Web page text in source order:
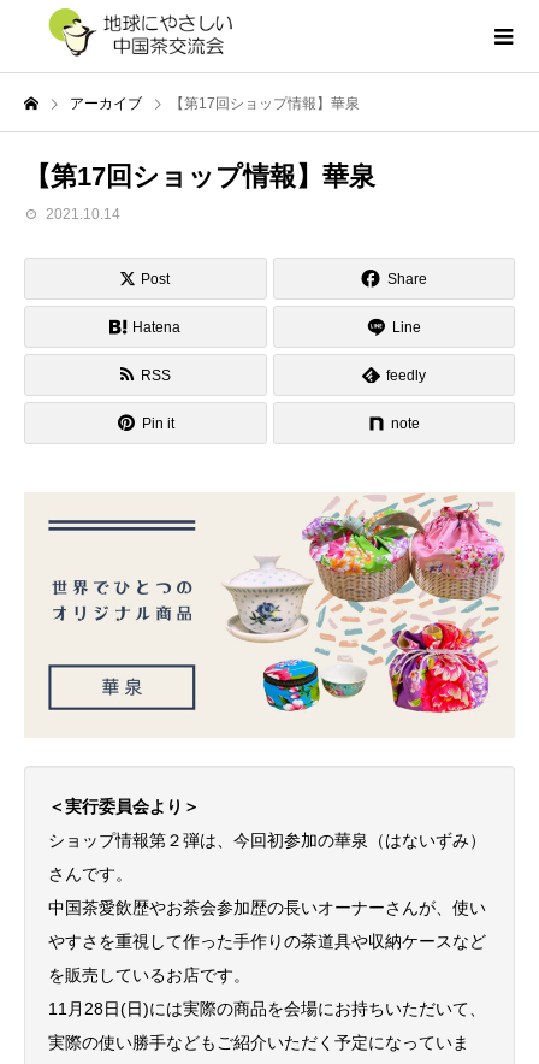
アーカイブ 【第17回ショップ情報】華泉
【第17回ショップ情報】華泉
2021.10.14
Post Share
Hatena Line
RSS feedly
Pin it note
＜実行委員会より＞
ショップ情報第２弾は、今回初参加の華泉（はないずみ）
さんです。
中国茶愛飲歴やお茶会参加歴の長いオーナーさんが、使い
やすさを重視して作った手作りの茶道具や収納ケースなど
を販売しているお店です。
11月28日(日)には実際の商品を会場にお持ちいただいて、
実際の使い勝手などもご紹介いただく予定になっていま